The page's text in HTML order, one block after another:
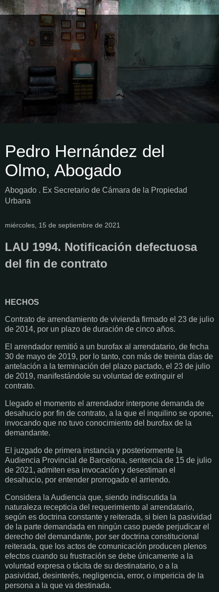
Pedro Hernández del
Olmo, Abogado
Abogado . Ex Secretario de Cámara de la Propiedad
Urbana
miércoles, 15 de septiembre de 2021
LAU 1994. Notificación defectuosa
del fin de contrato
HECHOS
Contrato de arrendamiento de vivienda firmado el 23 de julio
de 2014, por un plazo de duración de cinco años.
El arrendador remitió a un burofax al arrendatario, de fecha
30 de mayo de 2019, por lo tanto, con más de treinta días de
antelación a la terminación del plazo pactado, el 23 de julio
de 2019, manifestándole su voluntad de extinguir el
contrato.
Llegado el momento el arrendador interpone demanda de
desahucio por fin de contrato, a la que el inquilino se opone,
invocando que no tuvo conocimiento del burofax de la
demandante.
El juzgado de primera instancia y posteriormente la
Audiencia Provincial de Barcelona, sentencia de 15 de julio
de 2021, admiten esa invocación y desestiman el
desahucio, por entender prorrogado el arriendo.
Considera la Audiencia que, siendo indiscutida la
naturaleza recepticia del requerimiento al arrendatario,
según es doctrina constante y reiterada, si bien la pasividad
de la parte demandada en ningún caso puede perjudicar el
derecho del demandante, por ser doctrina constitucional
reiterada, que los actos de comunicación producen plenos
efectos cuando su frustración se debe únicamente a la
voluntad expresa o tácita de su destinatario, o a la
pasividad, desinterés, negligencia, error, o impericia de la
persona a la que va destinada.